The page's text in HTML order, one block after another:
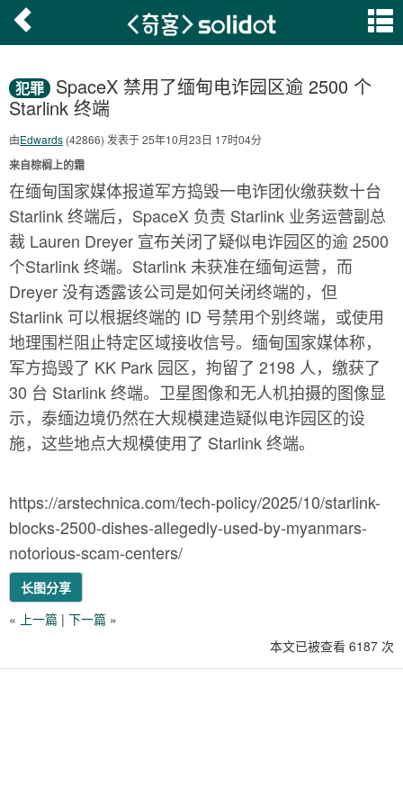
犯罪
SpaceX 禁用了缅甸电诈园区逾 2500 个
Starlink 终端
由Edwards (42866) 发表于 25年10月23日 17时04分
来自棕榈上的霜
在缅甸国家媒体报道军方捣毁一电诈团伙缴获数十台
Starlink 终端后，SpaceX 负责 Starlink 业务运营副总
裁 Lauren Dreyer 宣布关闭了疑似电诈园区的逾 2500
个Starlink 终端。Starlink 未获准在缅甸运营，而
Dreyer 没有透露该公司是如何关闭终端的，但
Starlink 可以根据终端的 ID 号禁用个别终端，或使用
地理围栏阻止特定区域接收信号。缅甸国家媒体称，
军方捣毁了 KK Park 园区，拘留了 2198 人，缴获了
30 台 Starlink 终端。卫星图像和无人机拍摄的图像显
示，泰缅边境仍然在大规模建造疑似电诈园区的设
施，这些地点大规模使用了 Starlink 终端。
https://arstechnica.com/tech-policy/2025/10/starlink-
blocks-2500-dishes-allegedly-used-by-myanmars-
notorious-scam-centers/
长图分享
« 上一篇 | 下一篇 »
本文已被查看 6187 次